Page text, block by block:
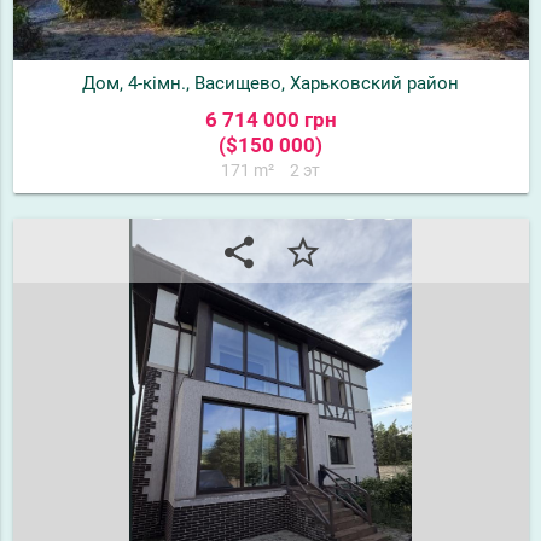
Дом, 4-кімн., Васищево, Харьковский район
6 714 000 грн
($150 000)
171 m² 2 эт
share star_border